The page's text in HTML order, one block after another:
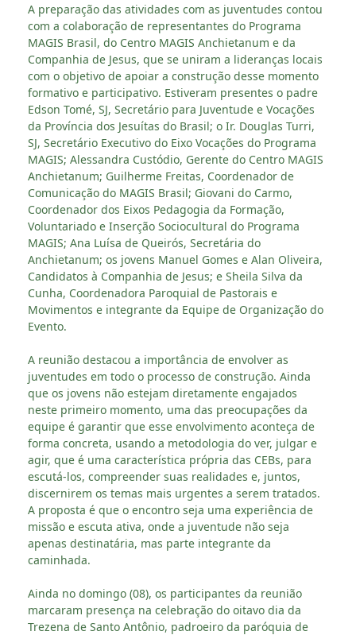
A preparação das atividades com as juventudes contou
com a colaboração de representantes do Programa
MAGIS Brasil, do Centro MAGIS Anchietanum e da
Companhia de Jesus, que se uniram a lideranças locais
com o objetivo de apoiar a construção desse momento
formativo e participativo. Estiveram presentes o padre
Edson Tomé, SJ, Secretário para Juventude e Vocações
da Província dos Jesuítas do Brasil; o Ir. Douglas Turri,
SJ, Secretário Executivo do Eixo Vocações do Programa
MAGIS; Alessandra Custódio, Gerente do Centro MAGIS
Anchietanum; Guilherme Freitas, Coordenador de
Comunicação do MAGIS Brasil; Giovani do Carmo,
Coordenador dos Eixos Pedagogia da Formação,
Voluntariado e Inserção Sociocultural do Programa
MAGIS; Ana Luísa de Queirós, Secretária do
Anchietanum; os jovens Manuel Gomes e Alan Oliveira,
Candidatos à Companhia de Jesus; e Sheila Silva da
Cunha, Coordenadora Paroquial de Pastorais e
Movimentos e integrante da Equipe de Organização do
Evento.
A reunião destacou a importância de envolver as
juventudes em todo o processo de construção. Ainda
que os jovens não estejam diretamente engajados
neste primeiro momento, uma das preocupações da
equipe é garantir que esse envolvimento aconteça de
forma concreta, usando a metodologia do ver, julgar e
agir, que é uma característica própria das CEBs, para
escutá-los, compreender suas realidades e, juntos,
discernirem os temas mais urgentes a serem tratados.
A proposta é que o encontro seja uma experiência de
missão e escuta ativa, onde a juventude não seja
apenas destinatária, mas parte integrante da
caminhada.
Ainda no domingo (08), os participantes da reunião
marcaram presença na celebração do oitavo dia da
Trezena de Santo Antônio, padroeiro da paróquia de